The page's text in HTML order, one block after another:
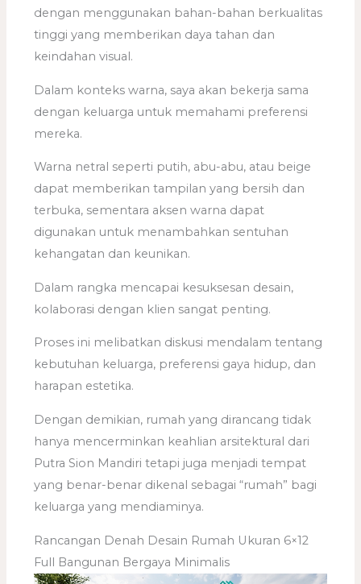
dengan menggunakan bahan-bahan berkualitas
tinggi yang memberikan daya tahan dan
keindahan visual.
Dalam konteks warna, saya akan bekerja sama
dengan keluarga untuk memahami preferensi
mereka.
Warna netral seperti putih, abu-abu, atau beige
dapat memberikan tampilan yang bersih dan
terbuka, sementara aksen warna dapat
digunakan untuk menambahkan sentuhan
kehangatan dan keunikan.
Dalam rangka mencapai kesuksesan desain,
kolaborasi dengan klien sangat penting.
Proses ini melibatkan diskusi mendalam tentang
kebutuhan keluarga, preferensi gaya hidup, dan
harapan estetika.
Dengan demikian, rumah yang dirancang tidak
hanya mencerminkan keahlian arsitektural dari
Putra Sion Mandiri tetapi juga menjadi tempat
yang benar-benar dikenal sebagai “rumah” bagi
keluarga yang mendiaminya.
Rancangan Denah Desain Rumah Ukuran 6×12
Full Bangunan Bergaya Minimalis